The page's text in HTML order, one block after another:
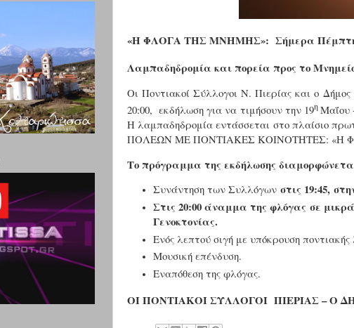
«Η ΦΛΟΓΑ ΤΗΣ ΜΝΗΜΗΣ»: Σήμερα
Λαμπαδηδρομία και πορεία προς το Μνημείο
Οι Ποντιακοί Σύλλογοι Ν. Πιερίας και ο Δήμος
20:00, εκδήλωση για να τιμήσουν την 19ηΜαΐου
Η λαμπαδηδρομία εντάσσεται στο πλαίσιο
ΠΟΛΕΩΝ ΜΕ ΠΟΝΤΙΑΚΕΣ ΚΟΙΝΟΤΗΤΕΣ: «Η
Το πρόγραμμα της εκδήλωσης
Συνάντηση των Συλλόγωνστις 19:45,
Στις 20:00 άναμμα της φλόγας σε
Γενοκτονίας.
Ενός λεπτού σιγή με υπόκρουση ποντιακής
Μουσική επένδυση.
Εναπόθεση της φλόγας.
ΟΙ ΠΟΝΤΙΑΚΟΙ ΣΥΛΛΟΓΟΙ ΠΙΕΡΙΑΣ – Ο